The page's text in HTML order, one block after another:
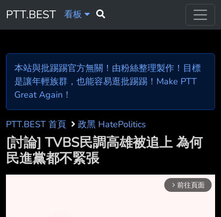
PTT.BEST 看板
本站與批踢踢官方無關！由粉絲整理製作！目標
是讓年輕族群，也能容易逛批踢踢！Make PTT
Great Again！
PTT.BEST 首頁 政黑 HatePolitics
[討論] TVBS民調高雄被追上 為何
民進黨都不緊張
arrow_forward_ios 前往頁面